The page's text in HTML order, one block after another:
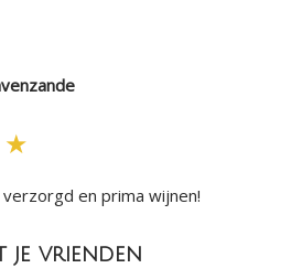
★
en prima wijnen!
je vrienden